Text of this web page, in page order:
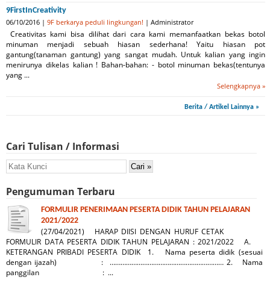
9FirstInCreativity
06/10/2016 | 9F berkarya peduli lingkungan! | Administrator
Creativitas kami bisa dilihat dari cara kami memanfaatkan bekas botol
minuman menjadi sebuah hiasan sederhana! Yaitu hiasan pot
gantung(tanaman gantung) yang sangat mudah. Untuk kalian yang ingin
menirunya dikelas kalian ! Bahan-bahan: - botol minuman bekas(tentunya
yang ...
Selengkapnya »
Berita / Artikel Lainnya »
Cari Tulisan / Informasi
Pengumuman Terbaru
FORMULIR PENERIMAAN PESERTA DIDIK TAHUN PELAJARAN
2021/2022
(27/04/2021) HARAP DIISI DENGAN HURUF CETAK
FORMULIR DATA PESERTA DIDIK TAHUN PELAJARAN : 2021/2022 A.
KETERANGAN PRIBADI PESERTA DIDIK 1. Nama peserta didik (sesuai
dengan ijazah) : ……………………………………………………… 2. Nama
panggilan : ...